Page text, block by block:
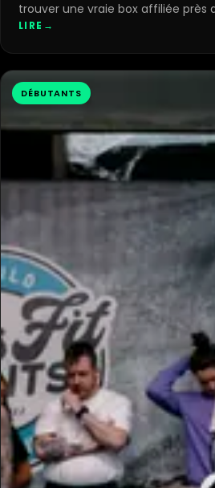
trouver une vraie box affiliée près
LIRE →
DÉBUTANTS